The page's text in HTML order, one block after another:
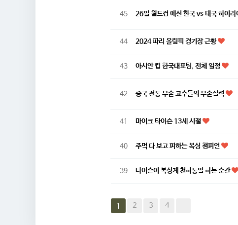
45 26일 월드컵 예선 한국 vs 태국 하이라
44 2024 파리 올림픽 경기장 근황
43 아시안 컵 한국대표팀, 전체 일정
42 중국 전통 무술 고수들의 무술실력
41 마이크 타이슨 13세 시절
40 주먹 다 보고 피하는 복싱 챔피언
39 타이슨이 복싱계 천하통일 하는 순간
1 2 3 4